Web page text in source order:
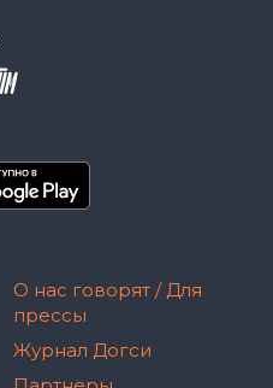
О нас говорят / Для
прессы
Журнал Догси